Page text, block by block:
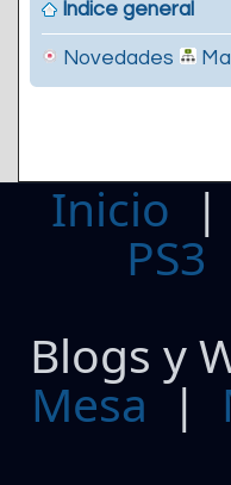
Índice general
Novedades
Inicio |
PS3
Blogs y
Mesa |